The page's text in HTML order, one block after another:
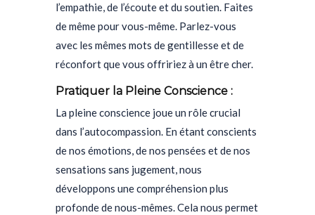
l’empathie, de l’écoute et du soutien. Faites
de même pour vous-même. Parlez-vous
avec les mêmes mots de gentillesse et de
réconfort que vous offririez à un être cher.
Pratiquer la Pleine Conscience :
La pleine conscience joue un rôle crucial
dans l’autocompassion. En étant conscients
de nos émotions, de nos pensées et de nos
sensations sans jugement, nous
développons une compréhension plus
profonde de nous-mêmes. Cela nous permet